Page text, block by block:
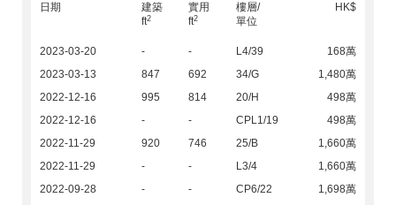
日期
建築
ft2
實用
ft2
樓層/
單位
HK$
2023-03-20 - - L4/39
168萬
2023-03-13
847 692 34/G
1,480萬
2022-12-16
995 814 20/H
498萬
2022-12-16
- - CPL1/19
498萬
2022-11-29
920 746 25/B
1,660萬
2022-11-29
- - L3/4
1,660萬
2022-09-28
- - CP6/22
1,698萬